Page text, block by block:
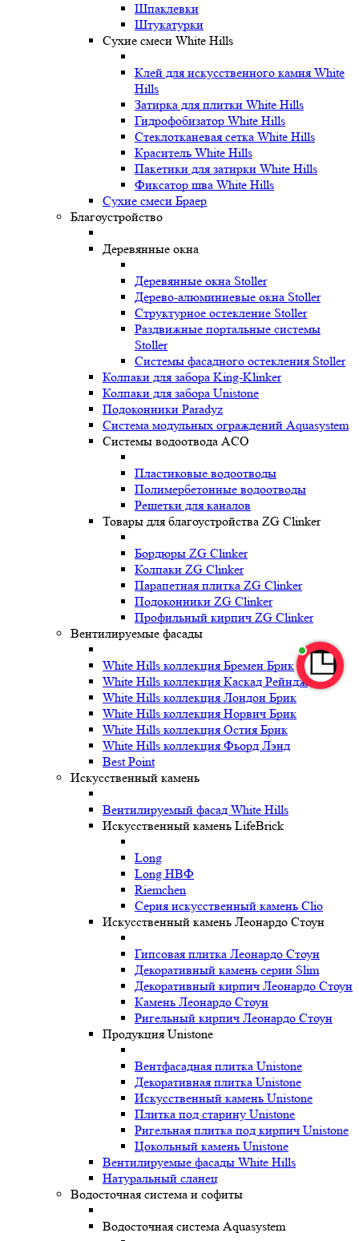
Шпаклевки
Штукатурки
Сухие смеси White Hills
Клей для искусственного камня White
Hills
Затирка для плитки White Hills
Гидрофобизатор White Hills
Стеклотканевая сетка White Hills
Краситель White Hills
Пакетики для затирки White Hills
Фиксатор шва White Hills
Сухие смеси Браер
Благоустройство
Деревянные окна
Деревянные окна Stoller
Дерево-алюминиевые окна Stoller
Структурное остекление Stoller
Раздвижные портальные системы
Stoller
Системы фасадного остекления Stoller
Колпаки для забора King-Klinker
Колпаки для забора Unistone
Подоконники Paradyz
Система модульных ограждений Aquasystem
Системы водоотвода ACO
Пластиковые водоотводы
Полимербетонные водоотводы
Решетки для каналов
Товары для благоустройства ZG Clinker
Бордюры ZG Clinker
Колпаки ZG Clinker
Парапетная плитка ZG Clinker
Подоконники ZG Clinker
Профильный кирпич ZG Clinker
Вентилируемые фасады
White Hills коллекция Бремен Брик
White Hills коллекция Каскад Рейндж
White Hills коллекция Лондон Брик
White Hills коллекция Норвич Брик
White Hills коллекция Остия Брик
White Hills коллекция Фьорд Лэнд
Best Point
Искусственный камень
Вентилируемый фасад White Hills
Искусственный камень LifeBrick
Long
Long НВФ
Riemchen
Серия искусственный камень Clio
Искусственный камень Леонардо Стоун
Гипсовая плитка Леонардо Стоун
Декоративный камень серии Slim
Декоративный кирпич Леонардо Стоун
Камень Леонардо Стоун
Ригельный кирпич Леонардо Стоун
Продукция Unistone
Вентфасадная плитка Unistone
Декоративная плитка Unistone
Искусственный камень Unistone
Плитка под старину Unistone
Ригельная плитка под кирпич Unistone
Цокольный камень Unistone
Вентилируемые фасады White Hills
Натуральный сланец
Водосточная система и софиты
Водосточная система Aquasystem